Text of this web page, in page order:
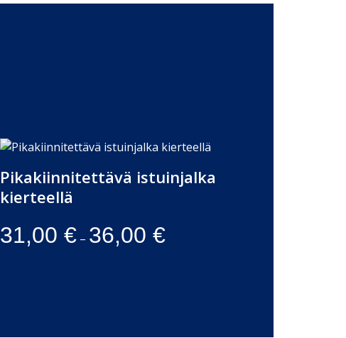
Pikakiinnitettävä istuinjalka
kierteellä
31,00 € – 36,00 €